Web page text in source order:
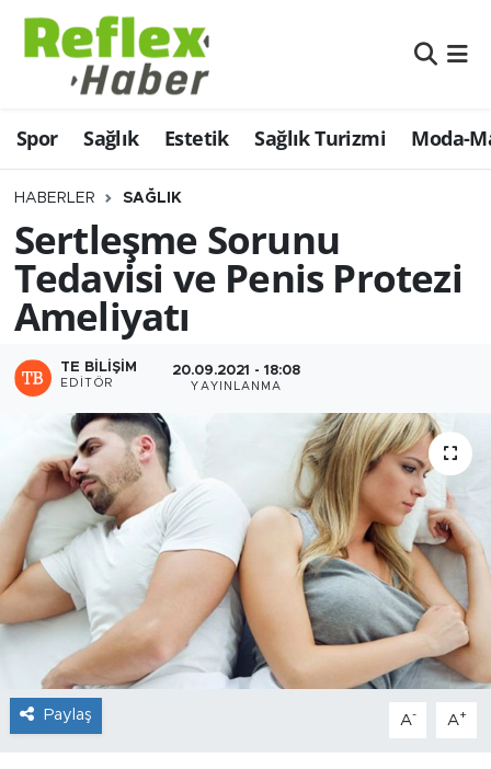
Spor Sağlık Estetik Sağlık Turizmi Moda-
HABERLER SAĞLIK
Sertleşme Sorunu
Tedavisi ve Penis Protezi
Ameliyatı
TE BILIŞIM
EDITÖR
20.09.2021 - 18:08
YAYINLANMA
Paylaş A- A+
Eğitim
Estetik
Firmalardan
Güncel
İş ve Ekonomi
Moda-Magazin-Eğlence
Sağlık
Sağlık Turizmi
Sanat
Spor
Teknoloji
Nöbetçi Eczaneler
Hava Durumu
Namaz Vakitleri
Trafik Durumu
Şampiyonlar Ligi Puan Durumu ve Fikstür
Tüm Manşetler
Son Dakika Haberleri
Haber Arşivi